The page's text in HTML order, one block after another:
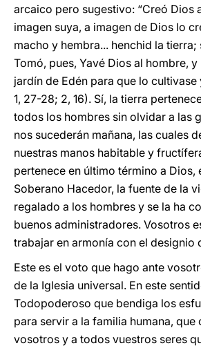
arcaico pero sugestivo: “Creó Dios
imagen suya, a imagen de Dios lo
macho y hembra... henchid la tierra;
Tomó, pues, Yavé Dios al hombre, y
jardín de Edén para que lo cultivase
1, 27-28; 2, 16). Sí, la tierra
todos los hombres sin olvidar a las
nos sucederán mañana, las cuales
nuestras manos habitable y
pertenece en último término a Dios,
Soberano Hacedor, la fuente de la
regalado a los hombres y se la ha
buenos administradores. Vosotros
trabajar en armonía con el designio
Este es el voto que hago ante
de la Iglesia universal. En este
Todopoderoso que bendiga los
para servir a la familia humana, que
vosotros y a todos vuestros seres